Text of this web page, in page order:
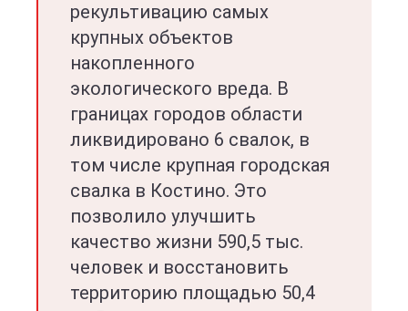
рекультивацию самых
крупных объектов
накопленного
экологического вреда. В
границах городов области
ликвидировано 6 свалок, в
том числе крупная городская
свалка в Костино. Это
позволило улучшить
качество жизни 590,5 тыс.
человек и восстановить
территорию площадью 50,4